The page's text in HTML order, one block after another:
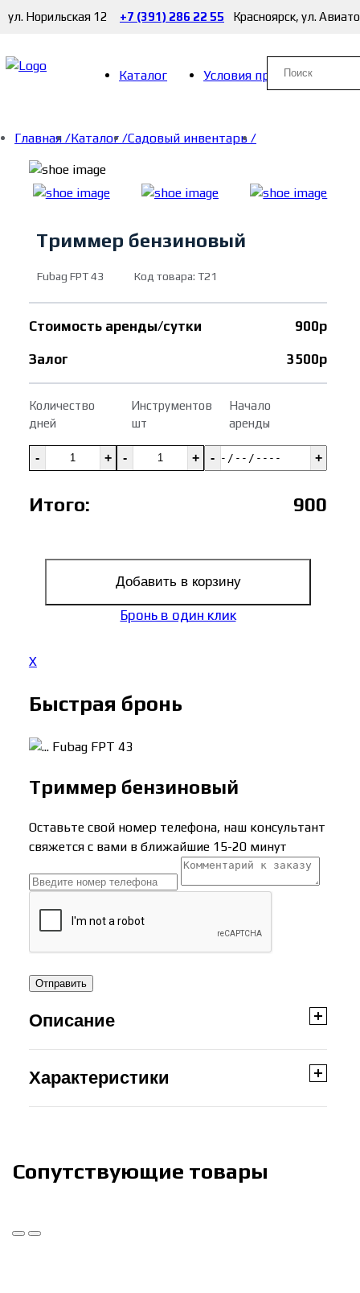
ул. Норильская 12 +7 (391) 286 22 55 Красноярск, ул.
Каталог Условия проката
Главная /Каталог /Садовый инвентарь /
Триммер бензиновый
Fubag FPT 43 Код товара: Т21
Стоимость аренды/сутки 900р
Залог 3500р
Количество
дней
Инструментов
шт
Начало
аренды
- + - + - +
Итого: 900
Добавить в корзину
Бронь в один клик
X
Быстрая бронь
Fubag FPT 43
Триммер бензиновый
Оставьте свой номер телефона, наш консультант
свяжется с вами в ближайшие 15-20 минут
Отправить
Описание
Характеристики
Сопутствующие товары